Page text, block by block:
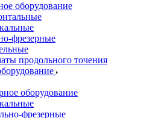
оборудование
фрезерные
продольного точения
оборудование
фрезерные